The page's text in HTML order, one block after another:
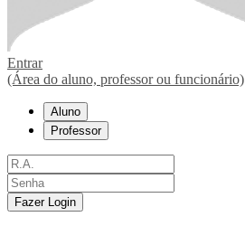
Entrar
(Área do aluno, professor ou funcionário)
Aluno
Professor
Fazer Login